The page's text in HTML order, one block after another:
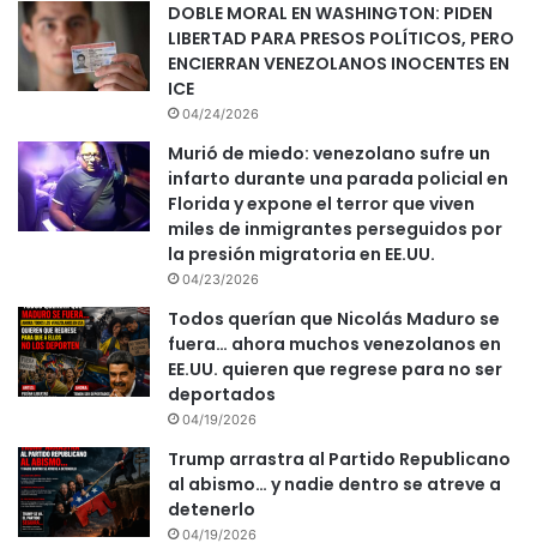
DOBLE MORAL EN WASHINGTON: PIDEN
LIBERTAD PARA PRESOS POLÍTICOS, PERO
ENCIERRAN VENEZOLANOS INOCENTES EN
ICE
04/24/2026
Murió de miedo: venezolano sufre un
infarto durante una parada policial en
Florida y expone el terror que viven
miles de inmigrantes perseguidos por
la presión migratoria en EE.UU.
04/23/2026
Todos querían que Nicolás Maduro se
fuera… ahora muchos venezolanos en
EE.UU. quieren que regrese para no ser
deportados
04/19/2026
Trump arrastra al Partido Republicano
al abismo… y nadie dentro se atreve a
detenerlo
04/19/2026